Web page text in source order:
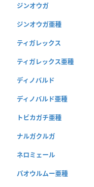
ジンオウガ
ジンオウガ亜種
ティガレックス
ティガレックス亜種
ディノバルド
ディノバルド亜種
トビカガチ亜種
ナルガクルガ
ネロミェール
パオウルムー亜種